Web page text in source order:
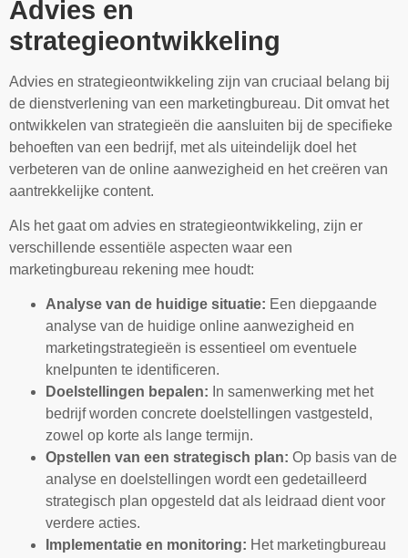
Advies en
strategieontwikkeling
Advies en strategieontwikkeling zijn van cruciaal belang bij
de dienstverlening van een marketingbureau. Dit omvat het
ontwikkelen van strategieën die aansluiten bij de specifieke
behoeften van een bedrijf, met als uiteindelijk doel het
verbeteren van de online aanwezigheid en het creëren van
aantrekkelijke content.
Als het gaat om advies en strategieontwikkeling, zijn er
verschillende essentiële aspecten waar een
marketingbureau rekening mee houdt:
Analyse van de huidige situatie: Een diepgaande
analyse van de huidige online aanwezigheid en
marketingstrategieën is essentieel om eventuele
knelpunten te identificeren.
Doelstellingen bepalen: In samenwerking met het
bedrijf worden concrete doelstellingen vastgesteld,
zowel op korte als lange termijn.
Opstellen van een strategisch plan: Op basis van de
analyse en doelstellingen wordt een gedetailleerd
strategisch plan opgesteld dat als leidraad dient voor
verdere acties.
Implementatie en monitoring: Het marketingbureau